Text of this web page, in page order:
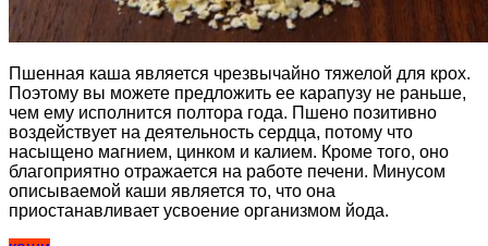
Пшенная каша является чрезвычайно тяжелой для крох.
Поэтому вы можете предложить ее карапузу не раньше,
чем ему исполнится полтора года. Пшено позитивно
воздействует на деятельность сердца, потому что
насыщено магнием, цинком и калием. Кроме того, оно
благоприятно отражается на работе печени. Минусом
описываемой каши является то, что она
приостанавливает усвоение организмом йода.